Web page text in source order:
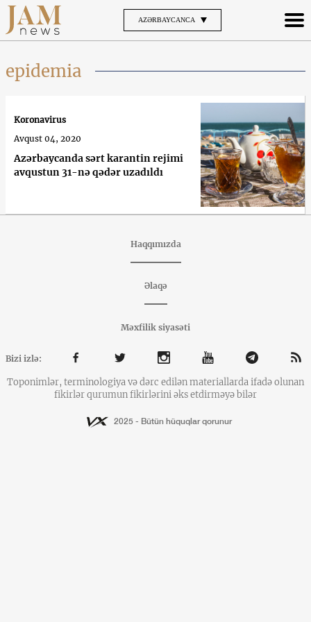
AZƏRBAYCANCA
epidemia
Azərbaycanda sərt karantin rejimi
avqustun 31-nə qədər uzadıldı
Koronavirus
Avqust 04, 2020
Haqqımızda
Əlaqə
Məxfilik siyasəti
Bizi izlə:
Toponimlər, terminologiya və dərc edilən materiallarda ifadə olunan
fikirlər qurumun fikirlərini əks etdirməyə bilər
2025 - Bütün hüquqlar qorunur